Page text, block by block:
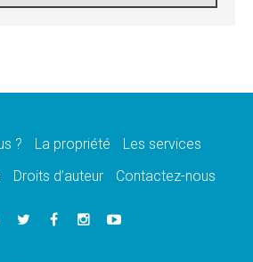
continentale sur l'éducation
des «dix jours de prière pour la
des JMJ 2027 à Séoul: «c'est
? La propriété
Les services
Droits d’auteur Contactez-nous